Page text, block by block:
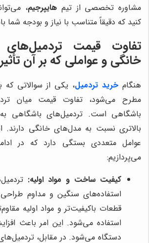
مشاوره تخصصی از تیم هایپرجیم،
کنید که دقیقاً متناسب با نیاز و بودجه شما
تفاوت قیمت تردمیل‌های
خانگی و عواملی که بر آن
هنگام خرید تردمیل، یکی از سوالاتی که
مطرح می‌شود، تفاوت قیمت میان
باشگاهی است. تردمیل‌های باشگاهی
بالاتری نسبت به مدل‌های خانگی دارند.
عوامل متعددی بستگی دارد که در
می‌پردازیم:
کیفیت ساخت و مواد اولیه:
استفاده‌های سنگین و مداوم طراحی
قطعات باکیفیت‌تر و مواد اولیه
استفاده می‌شود. این امر باعث
دستگاه می‌شود. در مقابل،